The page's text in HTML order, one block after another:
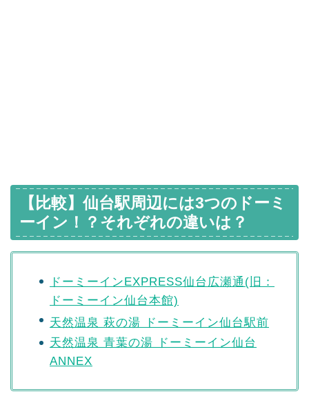
【比較】仙台駅周辺には3つのドーミ
ーイン！？それぞれの違いは？
ドーミーインEXPRESS仙台広瀬通(旧：
ドーミーイン仙台本館)
天然温泉 萩の湯 ドーミーイン仙台駅前
天然温泉 青葉の湯 ドーミーイン仙台
ANNEX